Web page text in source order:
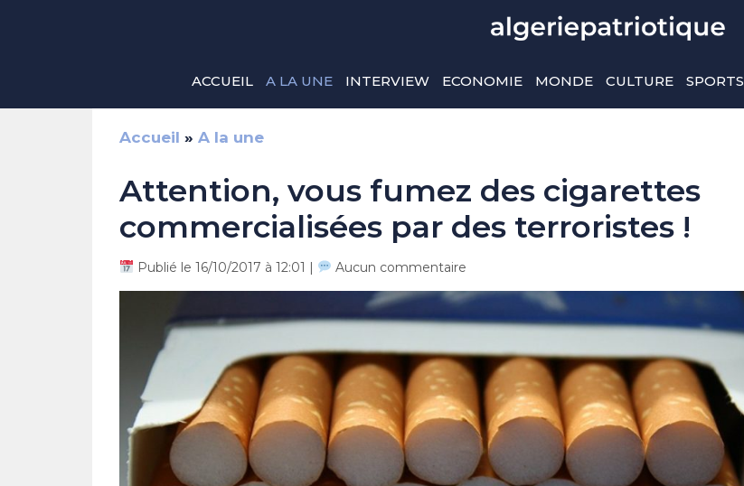
ACCUEIL A LA UNE INTERVIEW ECONOMIE MONDE CULTURE SPORTS
Accueil » A la une
Attention, vous fumez des cigarettes
commercialisées par des terroristes !
Publié le 16/10/2017 à 12:01 | Aucun commentaire